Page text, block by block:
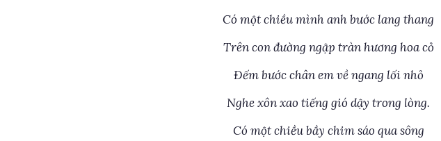
Có một chiều mình anh bước lang thang
Trên con đường ngập tràn hương hoa cỏ
Đếm bước chân em về ngang lối nhỏ
Nghe xôn xao tiếng gió dậy trong lòng.
Có một chiều bầy chim sáo qua sông